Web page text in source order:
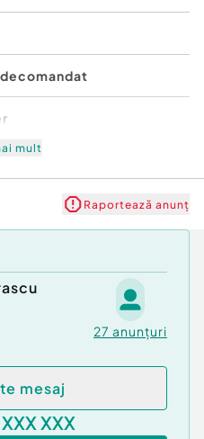
mult
Raportează anunț
27 anunțuri
mesaj
XXX